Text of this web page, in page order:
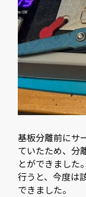
基板分離前にサ
ていたため、分
とができました
行うと、今度は
できました。